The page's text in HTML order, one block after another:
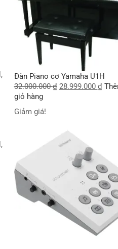
Đàn Piano cơ Yamaha U1H
32.000.000₫ 28.999.000 ₫
giỏ hàng
Giảm giá!